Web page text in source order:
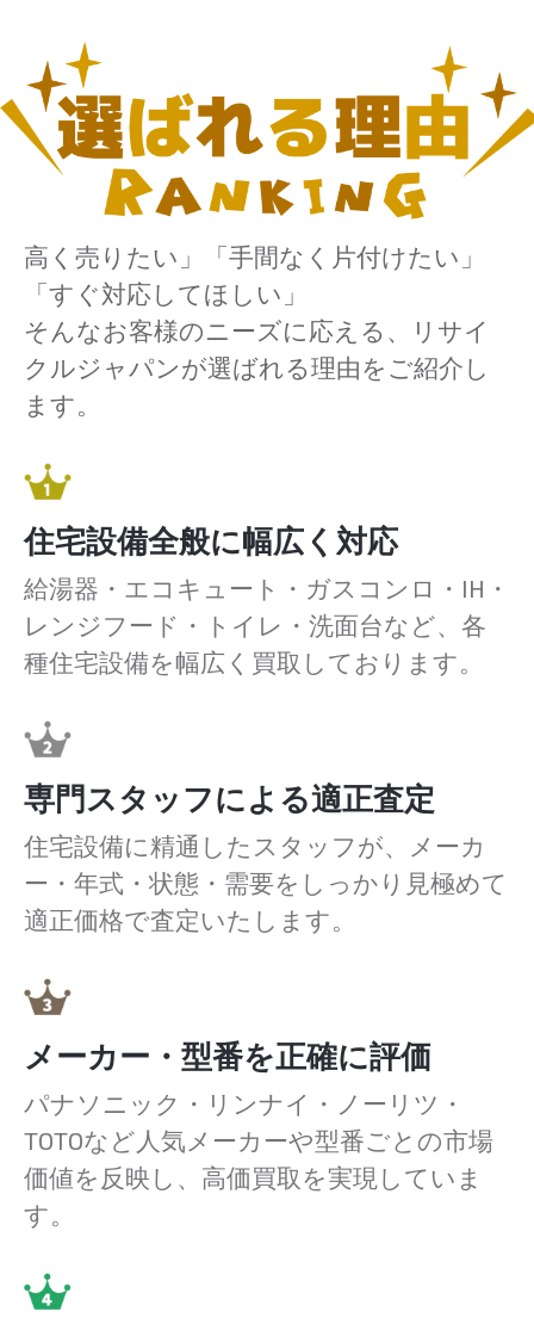
高く売りたい」「手間なく片付けたい」
「すぐ対応してほしい」
そんなお客様のニーズに応える、リサイ
クルジャパンが選ばれる理由をご紹介し
ます。
住宅設備全般に幅広く対応
給湯器・エコキュート・ガスコンロ・IH・
レンジフード・トイレ・洗面台など、各
種住宅設備を幅広く買取しております。
専門スタッフによる適正査定
住宅設備に精通したスタッフが、メーカ
ー・年式・状態・需要をしっかり見極めて
適正価格で査定いたします。
メーカー・型番を正確に評価
パナソニック・リンナイ・ノーリツ・
TOTOなど人気メーカーや型番ごとの市場
価値を反映し、高価買取を実現していま
す。